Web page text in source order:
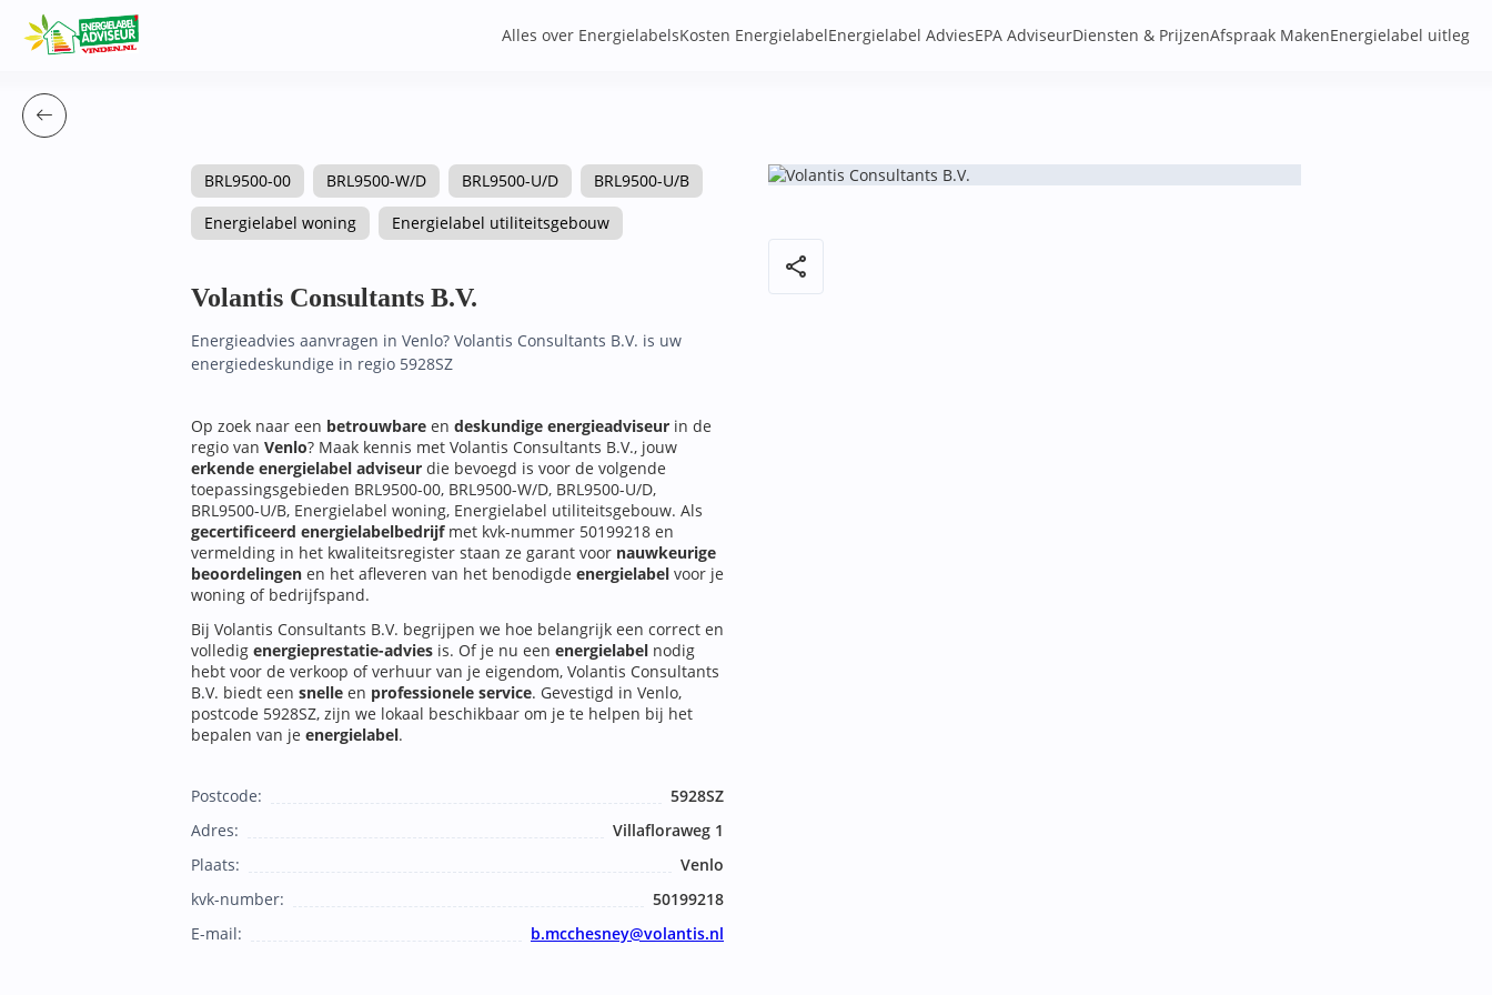
Alles over EnergielabelsKosten EnergielabelEnergielabel AdviesEPA AdviseurDiensten & PrijzenAfspraak MakenEnergielabel uitleg
share
BRL9500-00 BRL9500-W/D BRL9500-U/D
BRL9500-U/B
Energielabel woning
Energielabel utiliteitsgebouw
Volantis Consultants B.V.
Energieadvies aanvragen in Venlo? Volantis Consultants B.V. is uw
energiedeskundige in regio 5928SZ
Op zoek naar een betrouwbare en deskundige energieadviseur in de
regio van Venlo? Maak kennis met Volantis Consultants B.V., jouw
erkende energielabel adviseur die bevoegd is voor de volgende
toepassingsgebieden BRL9500-00, BRL9500-W/D, BRL9500-U/D,
BRL9500-U/B, Energielabel woning, Energielabel utiliteitsgebouw. Als
gecertificeerd energielabelbedrijfmet kvk-nummer 50199218 en
vermelding in het kwaliteitsregister staan ze garant voor nauwkeurige
beoordelingen en het afleveren van het benodigde energielabel voor je
woning of bedrijfspand.
Bij Volantis Consultants B.V. begrijpen we hoe belangrijk een correct en
volledig energieprestatie-advies is. Of je nu een energielabel nodig
hebt voor de verkoop of verhuur van je eigendom, Volantis Consultants
B.V. biedt een snelle en professionele service. Gevestigd in Venlo,
postcode 5928SZ, zijn we lokaal beschikbaar om je te helpen bij het
bepalen van je energielabel.
Postcode:
5928SZ
Adres:
Villafloraweg 1
Plaats:
Venlo
kvk-number:
50199218
E-mail:
b.mcchesney@volantis.nl